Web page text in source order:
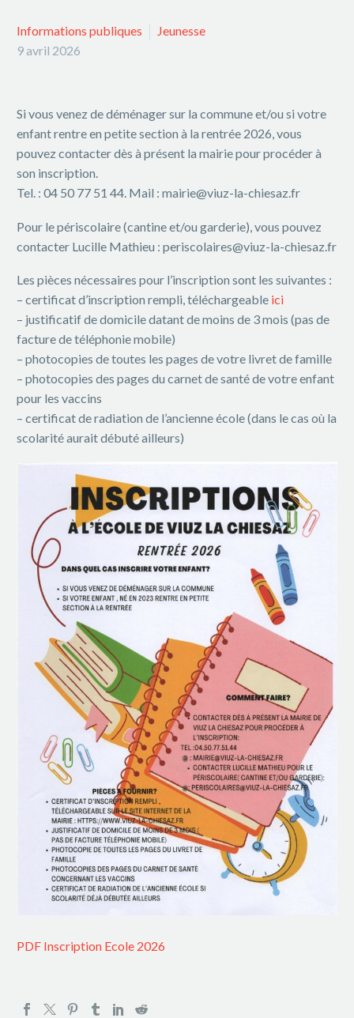
Informations publiques
Jeunesse
9 avril 2026
Si vous venez de déménager sur la commune et/ou si votre
enfant rentre en petite section à la rentrée 2026, vous
pouvez contacter dès à présent la mairie pour procéder à
son inscription.
Tel. : 04 50 77 51 44. Mail : mairie@viuz-la-chiesaz.fr
Pour le périscolaire (cantine et/ou garderie), vous pouvez
contacter Lucille Mathieu : periscolaires@viuz-la-chiesaz.fr
Les pièces nécessaires pour l’inscription sont les suivantes :
– certificat d’inscription rempli, téléchargeable ici
– justificatif de domicile datant de moins de 3 mois (pas de
facture de téléphonie mobile)
– photocopies de toutes les pages de votre livret de famille
– photocopies des pages du carnet de santé de votre enfant
pour les vaccins
– certificat de radiation de l’ancienne école (dans le cas où la
scolarité aurait débuté ailleurs)
PDF Inscription Ecole 2026